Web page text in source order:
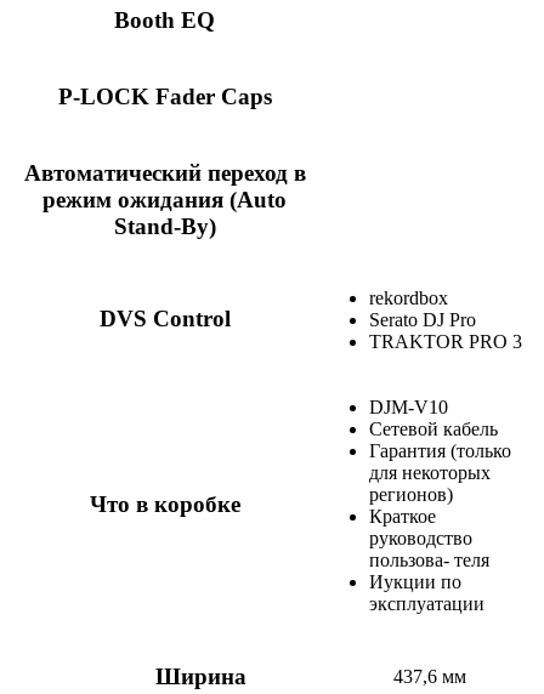
Booth EQ
P-LOCK Fader Caps
Автоматический переход в
режим ожидания (Auto
Stand-By)
DVS Control
rekordbox
Serato DJ Pro
TRAKTOR PRO 3
Что в коробке
DJM-V10
Сетевой кабель
Гарантия (только
для некоторых
регионов)
Краткое
руководство
пользова- теля
Иукции по
эксплуатации
Ширина 437,6 мм